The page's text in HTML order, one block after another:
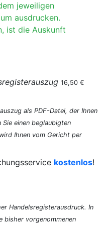
jeweiligen
ausdrucken.
ist die Auskunft
16,50 €
als PDF-Datei, der Ihnen
einen beglaubigten
Ihnen vom Gericht per
kostenlos!
Handelsregisterausdruck. In
bisher vorgenommenen